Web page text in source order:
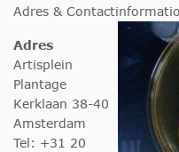
Adres &
Adres
Artisplein
Plantage
Kerklaan 38-40
Amsterdam
Tel: +31 20